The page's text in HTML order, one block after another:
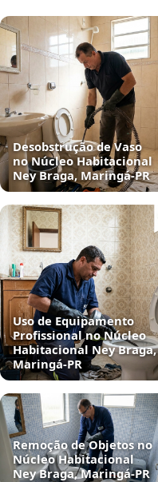
Desobstrução de Vaso
no Núcleo Habitacional
Ney Braga, Maringá‑PR
Uso de Equipamento
Profissional no Núcleo
Habitacional Ney Braga,
Maringá‑PR
Remoção de Objetos no
Núcleo Habitacional
Ney Braga, Maringá‑PR